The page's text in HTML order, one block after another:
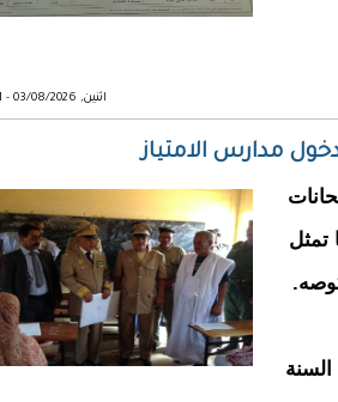
اثنين, 03/08/2026 - 21:31
مدارس الامتياز
238 مترشحا تمثل
مسابقة الامتياز 167 بينهم 39 في السنة